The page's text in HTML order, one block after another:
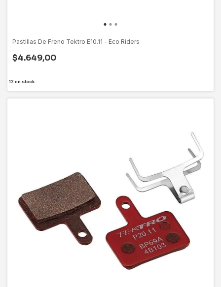
Pastillas De Freno Tektro E10.11 - Eco Riders
$4.649,00
12 en stock